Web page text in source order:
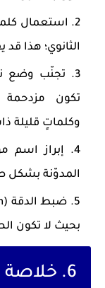
استعمال
الثانوي؛ هذا
تجنّب وضع
تكون مزدحمة
وكلماتٍ قليلة
إبراز اسم
المدوّنة بشكل
ضبط الدقة (Resolution)
بحيث لا تكون
6. خلاصة المقال